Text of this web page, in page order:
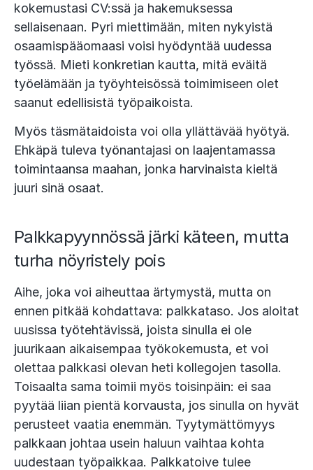
kokemustasi CV:ssä ja hakemuksessa
sellaisenaan. Pyri miettimään, miten nykyistä
osaamispääomaasi voisi hyödyntää uudessa
työssä. Mieti konkretian kautta, mitä eväitä
työelämään ja työyhteisössä toimimiseen olet
saanut edellisistä työpaikoista.
Myös täsmätaidoista voi olla yllättävää hyötyä.
Ehkäpä tuleva työnantajasi on laajentamassa
toimintaansa maahan, jonka harvinaista kieltä
juuri sinä osaat.
Palkkapyynnössä järki käteen, mutta
turha nöyristely pois
Aihe, joka voi aiheuttaa ärtymystä, mutta on
ennen pitkää kohdattava: palkkataso. Jos aloitat
uusissa työtehtävissä, joista sinulla ei ole
juurikaan aikaisempaa työkokemusta, et voi
olettaa palkkasi olevan heti kollegojen tasolla.
Toisaalta sama toimii myös toisinpäin: ei saa
pyytää liian pientä korvausta, jos sinulla on hyvät
perusteet vaatia enemmän. Tyytymättömyys
palkkaan johtaa usein haluun vaihtaa kohta
uudestaan työpaikkaa. Palkkatoive tulee